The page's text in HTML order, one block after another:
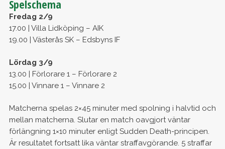
Spelschema
Fredag 2/9
17.00 | Villa Lidköping – AIK
19.00 | Västerås SK – Edsbyns IF
Lördag 3/9
13.00 | Förlorare 1 – Förlorare 2
15.00 | Vinnare 1 – Vinnare 2
Matcherna spelas 2×45 minuter med spolning i halvtid och
mellan matcherna. Slutar en match oavgjort väntar
förlängning 1×10 minuter enligt Sudden Death-principen.
Är resultatet fortsatt lika väntar straffavgörande. 5 straffar